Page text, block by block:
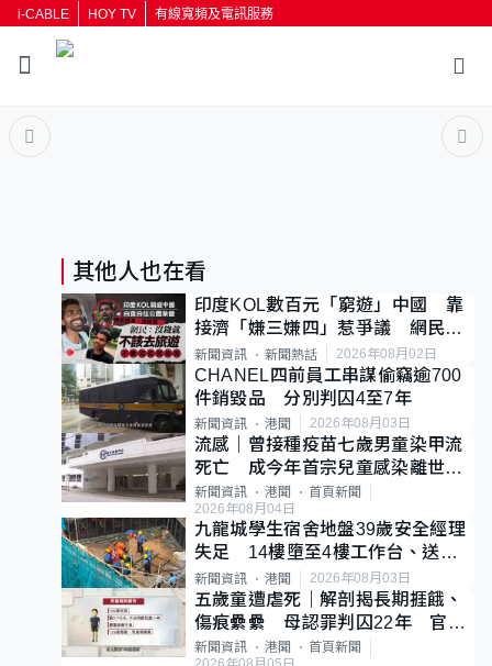
i-CABLE HOY TV 有線寬頻及電訊服務
其他人也在看
印度KOL數百元「窮遊」中國 靠
接濟「嫌三嫌四」惹爭議 網民：
不歡迎劣質旅客
新聞資訊 新聞熱話 2026年08月02日
CHANEL四前員工串謀偷竊逾700
件銷毀品 分別判囚4至7年
新聞資訊 港聞 2026年08月03日
流感｜曾接種疫苗七歲男童染甲流
死亡 成今年首宗兒童感染離世個
案
新聞資訊 港聞
首頁新聞
2026年08月04日
九龍城學生宿舍地盤39歲安全經理
失足 14樓墮至4樓工作台、送院
不治
新聞資訊 港聞 2026年08月03日
五歲童遭虐死｜解剖揭長期捱餓、
傷痕纍纍 母認罪判囚22年 官斥
冷血：同類案最惡劣
新聞資訊 港聞
首頁新聞